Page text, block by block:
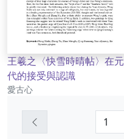
王羲之〈快雪時晴帖〉在元
代的接受與認識
作者
愛古心